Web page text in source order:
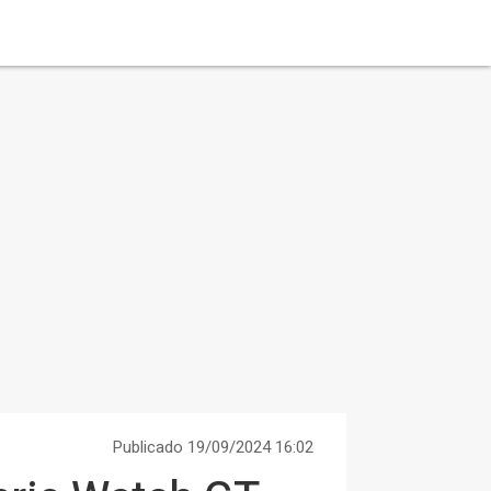
Publicado 19/09/2024 16:02